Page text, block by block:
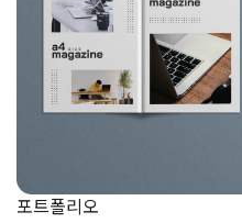
포트폴리오